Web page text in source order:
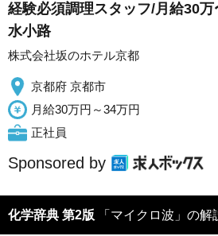
経験必須調理スタッフ/月給30
水小路
株式会社坂のホテル京都
京都府 京都市
月給30万円～34万円
正社員
Sponsored by
化学辞典 第2版 「マイクロ波」の解